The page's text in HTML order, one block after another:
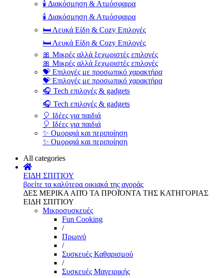
🕯️ Διακόσμηση & Ατμόσφαιρα
🕯️ Διακόσμηση & Ατμόσφαιρα
🛏️ Λευκά Είδη & Cozy Επιλογές
🛏️ Λευκά Είδη & Cozy Επιλογές
🎀 Μικρές αλλά ξεχωριστές επιλογές
🎀 Μικρές αλλά ξεχωριστές επιλογές
💝 Επιλογές με προσωπικό χαρακτήρα
💝 Επιλογές με προσωπικό χαρακτήρα
🎧 Tech επιλογές & gadgets
🎧 Tech επιλογές & gadgets
🎈 Ιδέες για παιδιά
🎈 Ιδέες για παιδιά
✨ Ομορφιά και περιποίηση
✨ Ομορφιά και περιποίηση
All categories
ΕΙΔΗ ΣΠΙΤΙΟΥ
βρείτε τα καλύτερα οικιακά της αγοράς
ΔΕΣ ΜΕΡΙΚΑ ΑΠΌ ΤΑ ΠΡΟΪΌΝΤΑ ΤΗΣ ΚΑΤΗΓΟΡΙΑΣ
ΕΙΔΗ ΣΠΙΤΙΟΥ
Μικροσυσκευές
Fun Cooking
/
Πρωινό
/
Συσκευές Καθαρισμού
/
Συσκευές Μαγειρικής